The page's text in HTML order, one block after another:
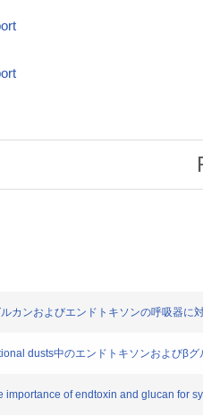
カンおよびエンドトキソンの呼吸器
dusts中のエンドトキソンおよびβ
importance of endtoxin and glucan for